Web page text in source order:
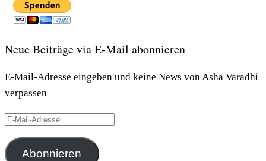
Neue Beiträge via E-Mail abonnieren
E-Mail-Adresse eingeben und keine News von Asha Varadhi
verpassen
E-
Mail-
AdresseAbonnieren